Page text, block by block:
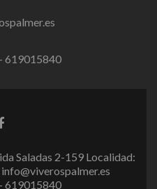
619015840
Saladas 2-159 Localidad:
619015840